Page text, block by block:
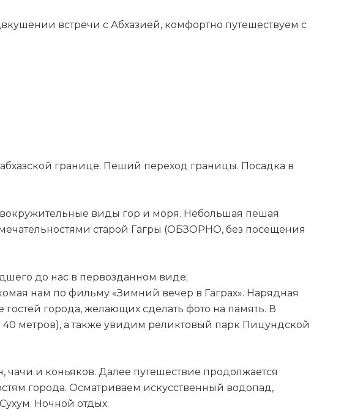
встречи с Абхазией, комфортно путешествуем с
границе. Пеший переход границы. Посадка в
виды гор и моря. Небольшая пешая
старой Гагры (ОБЗОРНО, без посещения
до нас в первозданном виде;
нам по фильму «Зимний вечер в Гаграх». Нарядная
города, желающих сделать фото на память. В
метров), а также увидим реликтовый парк Пицундской
и коньяков. Далее путешествие продолжается
города. Осматриваем искусственный водопад,
Ночной отдых.